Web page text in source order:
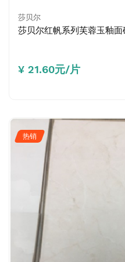
莎贝尔
莎贝尔红帆系列芙蓉玉釉面
¥ 21.60元/片
热销